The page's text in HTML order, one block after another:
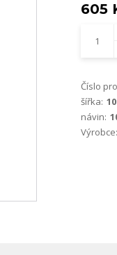
605
Číslo
šířka:
návin:
Výrobce: